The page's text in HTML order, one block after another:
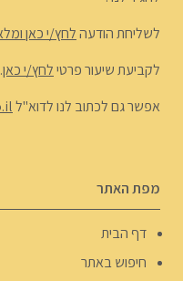
לשליחת הודעהלחץ/י כאן
לקביעת שיעור פרטילחץ/י כאן.
אפשר גם לכתוב לנו לדוא"ל
מפת האתר
דף הבית
חיפוש באתר